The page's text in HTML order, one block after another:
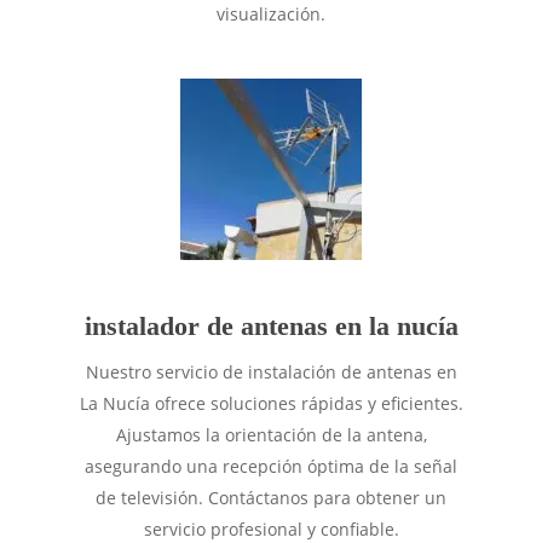
visualización.
instalador de antenas en la nucía
Nuestro servicio de instalación de antenas en
La Nucía ofrece soluciones rápidas y eficientes.
Ajustamos la orientación de la antena,
asegurando una recepción óptima de la señal
de televisión. Contáctanos para obtener un
servicio profesional y confiable.